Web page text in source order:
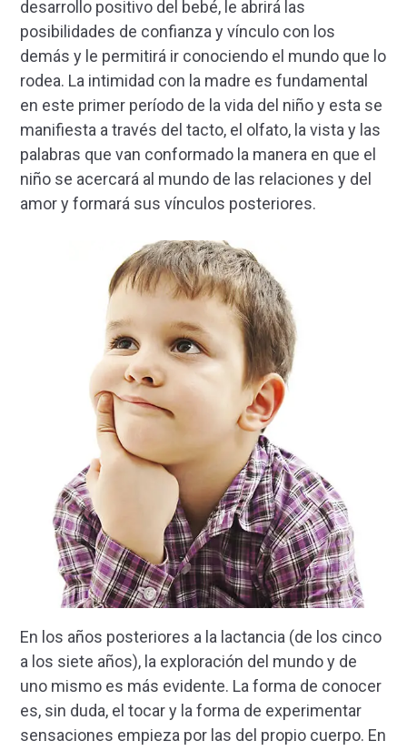
desarrollo positivo del bebé, le abrirá las
posibilidades de confianza y vínculo con los
demás y le permitirá ir conociendo el mundo que lo
rodea. La intimidad con la madre es fundamental
en este primer período de la vida del niño y esta se
manifiesta a través del tacto, el olfato, la vista y las
palabras que van conformado la manera en que el
niño se acercará al mundo de las relaciones y del
amor y formará sus vínculos posteriores.
En los años posteriores a la lactancia (de los cinco
a los siete años), la exploración del mundo y de
uno mismo es más evidente. La forma de conocer
es, sin duda, el tocar y la forma de experimentar
sensaciones empieza por las del propio cuerpo. En